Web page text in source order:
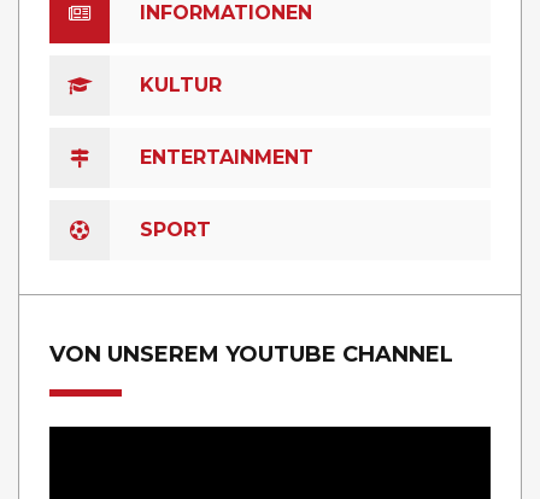
INFORMATIONEN
KULTUR
ENTERTAINMENT
SPORT
VON UNSEREM YOUTUBE CHANNEL